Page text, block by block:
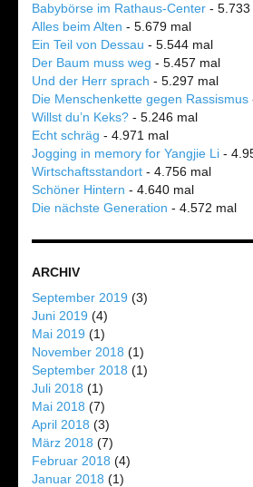
Babybörse im Rathaus-Center - 5.733
Alles beim Alten - 5.679 mal
Ein Teil von Dessau - 5.544 mal
Der Baum muss weg - 5.457 mal
Und der Herr sprach - 5.297 mal
Die Menschenkette gegen Rassismus
Willst du’n Keks? - 5.246 mal
Echt schräg - 4.971 mal
Jogging in memory for Yangjie Li -
Wirtschaftsstandort - 4.756 mal
Schöner Hintern - 4.640 mal
Die nächste Generation - 4.572 mal
ARCHIV
September 2019 (3)
Juni 2019 (4)
Mai 2019 (1)
November 2018 (1)
September 2018 (1)
Juli 2018 (1)
Mai 2018 (7)
April 2018 (3)
März 2018 (7)
Februar 2018 (4)
Januar 2018 (1)